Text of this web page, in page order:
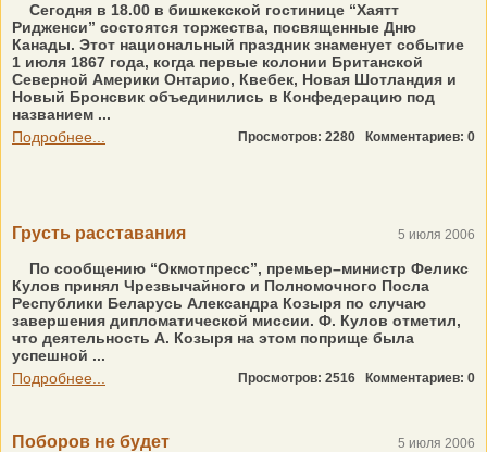
Сегодня в 18.00 в бишкекской гостинице “Хаятт
Ридженси” состоятся торжества, посвященные Дню
Канады. Этот национальный праздник знаменует событие
1 июля 1867 года, когда первые колонии Британской
Северной Америки Онтарио, Квебек, Новая Шотландия и
Новый Бронсвик объединились в Конфедерацию под
названием ...
Подробнее...
Просмотров: 2280 Комментариев: 0
Грусть расставания 5 июля 2006
По сообщению “Окмотпресс”, премьер–министр Феликс
Кулов принял Чрезвычайного и Полномочного Посла
Республики Беларусь Александра Козыря по случаю
завершения дипломатической миссии. Ф. Кулов отметил,
что деятельность А. Козыря на этом поприще была
успешной ...
Подробнее...
Просмотров: 2516 Комментариев: 0
Поборов не будет 5 июля 2006